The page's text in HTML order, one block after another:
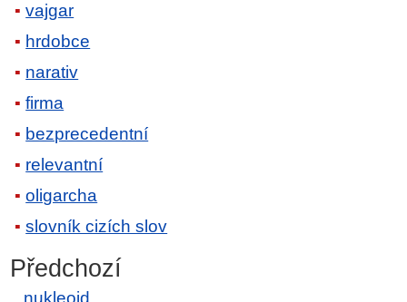
vajgar
hrdobce
narativ
firma
bezprecedentní
relevantní
oligarcha
slovník cizích slov
Předchozí